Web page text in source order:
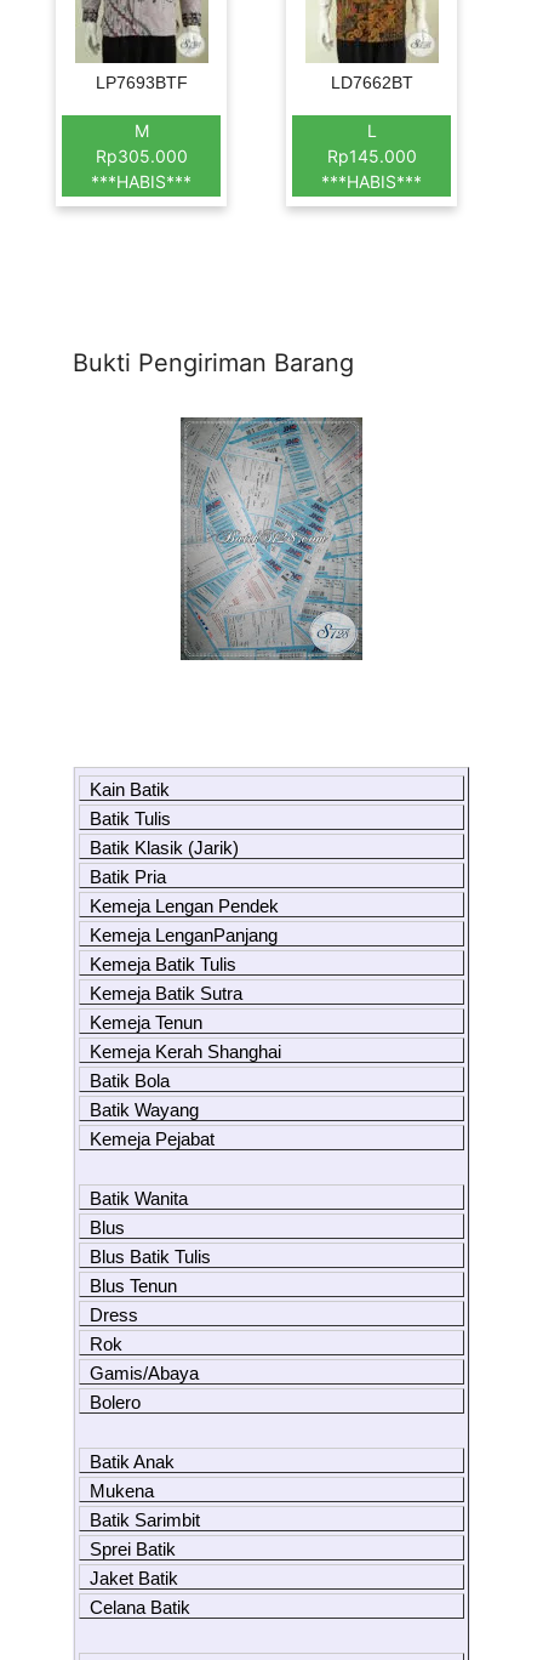
LP7693BTF
M
Rp305.000
***HABIS***
LD7662BT
L
Rp145.000
***HABIS***
Bukti Pengiriman Barang
Kain Batik
Batik Tulis
Batik Klasik (Jarik)
Batik Pria
Kemeja Lengan Pendek
Kemeja LenganPanjang
Kemeja Batik Tulis
Kemeja Batik Sutra
Kemeja Tenun
Kemeja Kerah Shanghai
Batik Bola
Batik Wayang
Kemeja Pejabat
Batik Wanita
Blus
Blus Batik Tulis
Blus Tenun
Dress
Rok
Gamis/Abaya
Bolero
Batik Anak
Mukena
Batik Sarimbit
Sprei Batik
Jaket Batik
Celana Batik